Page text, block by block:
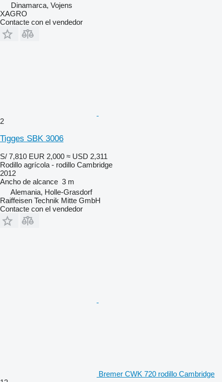
Dinamarca, Vojens
XAGRO
Contacte con el vendedor
2
Tigges SBK 3006
S/ 7,810 EUR 2,000 ≈ USD 2,311
Rodillo agrícola - rodillo Cambridge
2012
Ancho de alcance 3 m
Alemania, Holle-Grasdorf
Raiffeisen Technik Mitte GmbH
Contacte con el vendedor
Bremer CWK 720 rodillo Cambridge